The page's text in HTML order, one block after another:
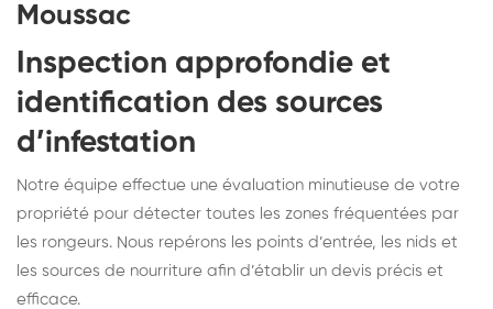
Moussac
Inspection approfondie et
identification des sources
d’infestation
Notre équipe effectue une évaluation minutieuse de votre
propriété pour détecter toutes les zones fréquentées par
les rongeurs. Nous repérons les points d’entrée, les nids et
les sources de nourriture afin d’établir un devis précis et
efficace.